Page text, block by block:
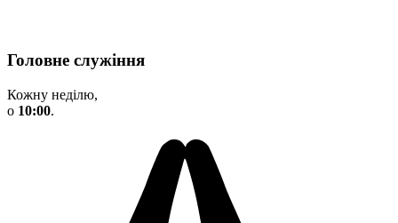
Головне служіння
Кожну неділю,
о 10:00.